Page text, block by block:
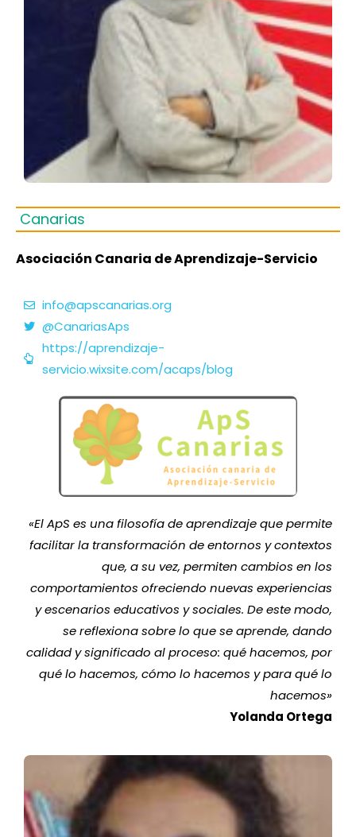
Canarias
Asociación Canaria de Aprendizaje-Servicio
info@apscanarias.org
@CanariasAps
https://aprendizaje-
servicio.wixsite.com/acaps/blog
«El ApS es una filosofía de aprendizaje que permite
facilitar la transformación de entornos y contextos
que, a su vez, permiten cambios en los
comportamientos ofreciendo nuevas experiencias
y escenarios educativos y sociales. De este modo,
se reflexiona sobre lo que se aprende, dando
calidad y significado al proceso: qué hacemos, por
qué lo hacemos, cómo lo hacemos y para qué lo
hacemos»
Yolanda Ortega